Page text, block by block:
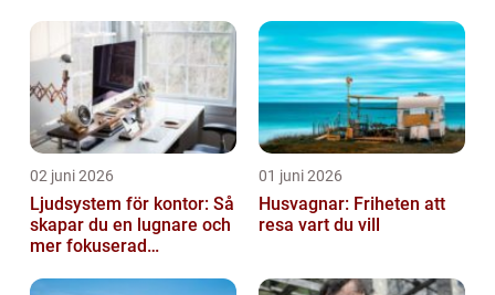
02 juni 2026
Ljudsystem för kontor: Så
skapar du en lugnare och
mer fokuserad
01 juni 2026
Husvagnar: Friheten att
resa vart du vill